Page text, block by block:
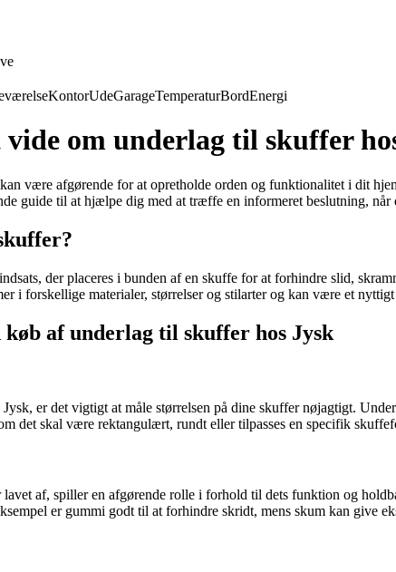
KontorUdeGarageTemperaturBordEnergi
om underlag til skuffer
være afgørende for at opretholde orden og funktionalitet i dit
guide til at hjælpe dig med at træffe en informeret beslutning, når
der placeres i bunden af en skuffe for at forhindre slid,
i forskellige materialer, størrelser og stilarter og kan være et
af underlag til skuffer hos Jysk
er det vigtigt at måle størrelsen på dine skuffer nøjagtigt.
det skal være rektangulært, rundt eller tilpasses en specifik
af, spiller en afgørende rolle i forhold til dets funktion og
er gummi godt til at forhindre skridt, mens skum kan give